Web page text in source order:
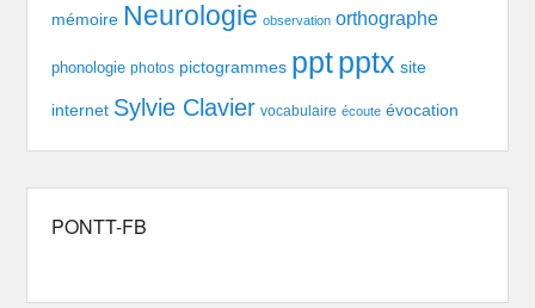
mémoire Neurologie observation orthographe
phonologie photos pictogrammes pptpptx site
internet Sylvie Clavier vocabulaire écoute évocation
PONTT-FB